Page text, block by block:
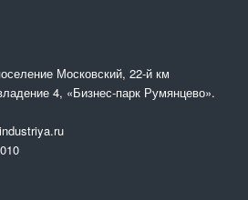
Московский, 22-й км
4, «Бизнес-парк Румянцево».